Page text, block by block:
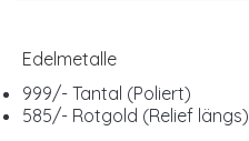
Edelmetalle
999/- Tantal (Poliert)
585/- Rotgold (Relief längs)